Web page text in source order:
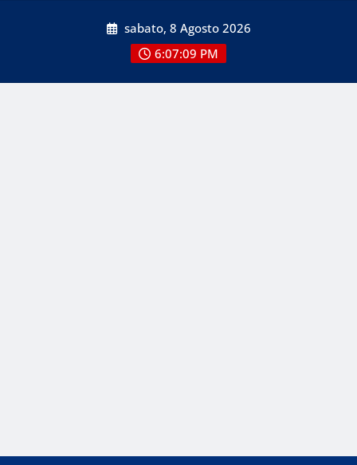
sabato, 8 Agosto 2026
6:07:09 PM